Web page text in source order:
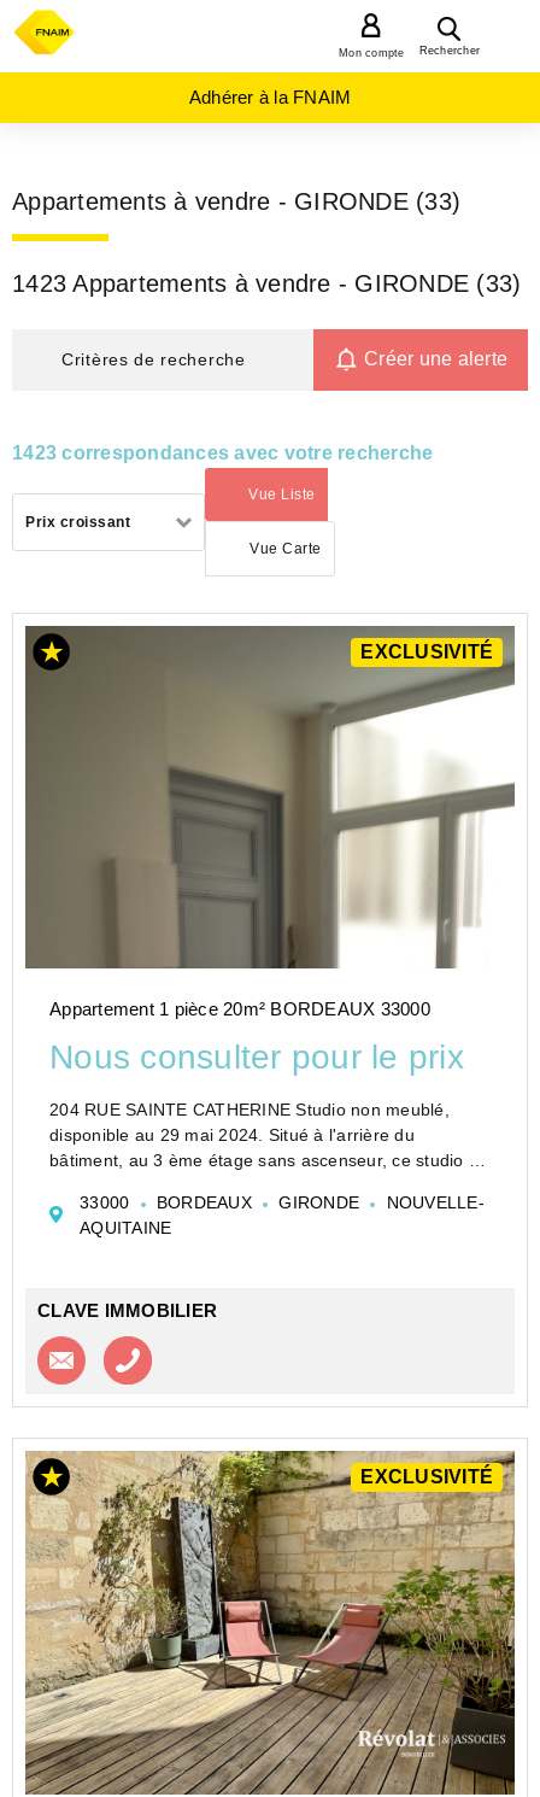
Rechercher
Mon compte
Adhérer à la FNAIM
Appartements à vendre - GIRONDE (33)
1423 Appartements à vendre - GIRONDE (33)
Critères de recherche Créer une alerte
1423 correspondances avec votre recherche
Prix croissant
Vue Liste
(activé)
Vue Carte
ACHAT
APPARTEMENT
EXCLUSIVITÉ
Appartement 1 pièce 20m² BORDEAUX 33000
Nous consulter pour le prix
204 RUE SAINTE CATHERINE Studio non meublé,
disponible au 29 mai 2024. Situé à l'arrière du
bâtiment, au 3 ème étage sans ascenseur, ce studio de
dispose d'une pièce à vivre avec coin cuisine équipé
33000 BORDEAUX GIRONDE
NOUVELLE-
AQUITAINE
CLAVE IMMOBILIER
Contacter l'agence
EXCLUSIVITÉ